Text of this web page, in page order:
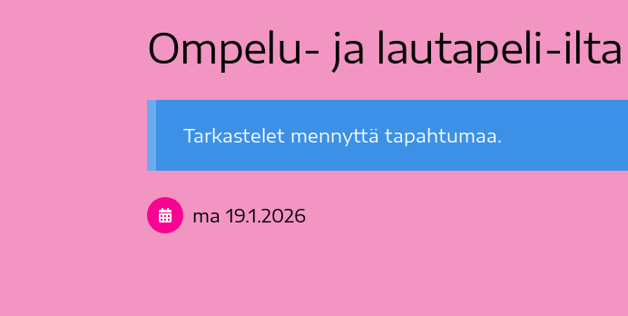
Ompelu- ja lautapeli-ilta
Tarkastelet mennyttä tapahtumaa.
ma 19.1.2026